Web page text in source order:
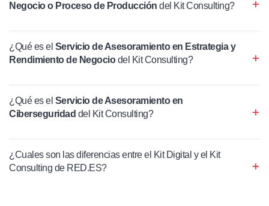
Negocio o Proceso de Producción del Kit Consulting?
¿Qué es el Servicio de Asesoramiento en Estrategia y
Rendimiento de Negociodel Kit Consulting?
¿Qué es el Servicio de Asesoramiento en
Ciberseguridad del Kit Consulting?
¿Cuales son las diferencias entre el Kit Digital y el Kit
Consulting de RED.ES?